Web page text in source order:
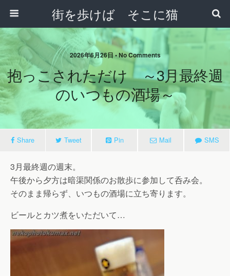
街を歩けば そこに猫
2026年6月26日 • No Comments
抱っこされただけ ～3月最終週
のいつもの酒場～
Share Tweet Pin Mail SMS
3月最終週の週末。
午後から夕方は暗渠関係のお散歩に参加して呑み会。
そのまま帰らず、いつもの酒場に立ち寄ります。
ビールとカツ煮をいただいて…